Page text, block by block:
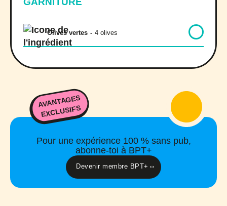
Olives vertes - 4 olives
AVANTAGES
EXCLUSIFS
Pour une expérience 100 % sans pub,
abonne-toi à BPT+
Devenir membre BPT+